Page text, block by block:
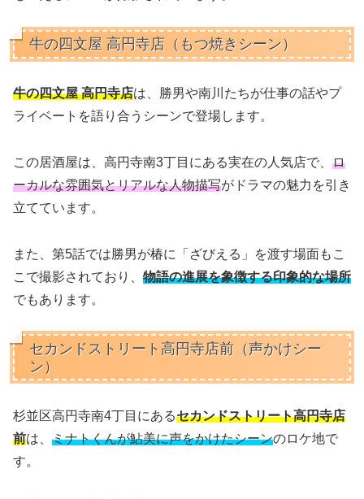
牛の四文屋 高円寺店（もつ焼きシーン）
牛の四文屋 高円寺店は、勝男や南川たちが仕事の話やプ
ライベートを語り合うシーンで登場します。
この居酒屋は、高円寺南3丁目にある実在の人気店で、 ロ
ーカルな雰囲気とリアルな人物描写がドラマの魅力を引き
立てています。
また、第5話では勝男が椿に「ざびえる」を渡す場面もこ
こで撮影されており、 物語の進展を象徴する印象的な場所
でもあります。
セカンドストリート高円寺店前（声かけシー
ン）
杉並区高円寺南4丁目にあるセカンドストリート高円寺店
前は、 ミナトくんが鮎美に声をかけたシーンのロケ地で
す。